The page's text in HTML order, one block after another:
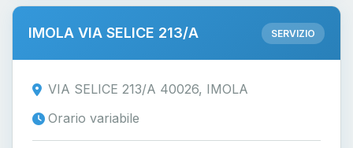
IMOLA VIA SELICE 213/A SERVIZIO
VIA SELICE 213/A 40026, IMOLA
Orario variabile